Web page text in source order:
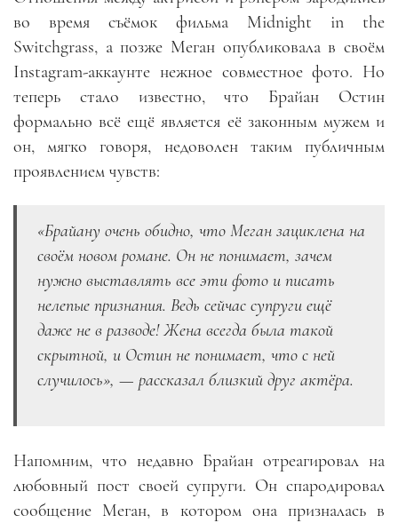
во время съёмок фильма Midnight in the
Switchgrass, а позже Меган опубликовала в своём
Instagram-аккаунте нежное совместное фото. Но
теперь стало известно, что Брайан Остин
формально всё ещё является её законным мужем и
он, мягко говоря, недоволен таким публичным
проявлением чувств:
«Брайану очень обидно, что Меган зациклена на
своём новом романе. Он не понимает, зачем
нужно выставлять все эти фото и писать
нелепые признания. Ведь сейчас супруги ещё
даже не в разводе! Жена всегда была такой
скрытной, и Остин не понимает, что с ней
случилось», — рассказал близкий друг актёра.
Напомним, что недавно Брайан отреагировал на
любовный пост своей супруги. Он спародировал
сообщение Меган, в котором она призналась в